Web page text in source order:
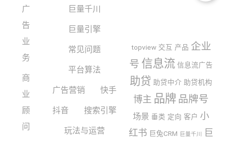
广
告
业
务
商
业
顾
问
巨量千川
巨量引擎
常见问题
平台算法
广告营销 快手
抖音 搜索引擎
玩法与运营
topview 交互 产品 企业
号 信息流 信息流广告
助贷 助贷中介 助贷机构
博主 品牌 品牌号
场景 垂类 定向 客户 小
红书 巨兔CRM 巨量千川
巨